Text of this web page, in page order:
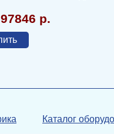
97846 р.
Каталог